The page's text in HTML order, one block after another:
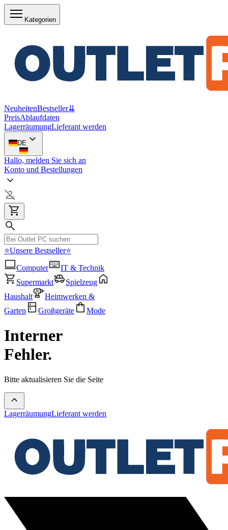
Kategorien
NeuheitenBestseller⇊
PreisAblaufdaten
LagerräumungLieferant werden
DE
Hallo, melden Sie sich an
Konto und Bestellungen
⭐Unsere Bestseller⭐
Computer
IT & Technik
Supermarkt
Spielzeug
Haushalt
Heimwerken &
Garten
Großgeräte Mode
Interner
Fehler.
Bitte aktualisieren Sie die Seite
LagerräumungLieferant werden